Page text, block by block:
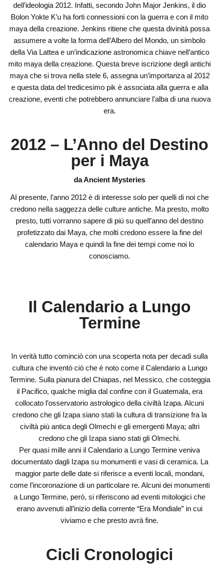
dell’ideologia 2012. Infatti, secondo John Major Jenkins, il dio
Bolon Yokte K’u ha forti connessioni con la guerra e con il mito
maya della creazione. Jenkins ritiene che questa divinità possa
assumere a volte la forma dell’Albero del Mondo, un simbolo
della Via Lattea e un’indicazione astronomica chiave nell’antico
mito maya della creazione. Questa breve iscrizione degli antichi
maya che si trova nella stele 6, assegna un’importanza al 2012
e questa data del tredicesimo pik è associata alla guerra e alla
creazione, eventi che potrebbero annunciare l’alba di una nuova
era.
2012 – L’Anno del Destino
per i Maya
da Ancient Mysteries
Al presente, l’anno 2012 è di interesse solo per quelli di noi che
credono nella saggezza delle culture antiche. Ma presto, molto
presto, tutti vorranno sapere di più su quell’anno del destino
profetizzato dai Maya, che molti credono essere la fine del
calendario Maya e quindi la fine dei tempi come noi lo
conosciamo.
Il Calendario a Lungo
Termine
In verità tutto cominciò con una scoperta nota per decadi sulla
cultura che inventò ciò che è noto come il Calendario a Lungo
Termine. Sulla pianura del Chiapas, nel Messico, che costeggia
il Pacifico, qualche miglia dal confine con il Guatemala, era
collocato l’osservatorio astrologico della civiltà Izapa. Alcuni
credono che gli Izapa siano stati la cultura di transizione fra la
civiltà più antica degli Olmechi e gli emergenti Maya; altri
credono che gli Izapa siano stati gli Olmechi.
Per quasi mille anni il Calendario a Lungo Termine veniva
documentato dagli Izapa su monumenti e vasi di ceramica. La
maggior parte delle date si riferisce a eventi locali, mondani,
come l’incoronazione di un particolare re. Alcuni dei monumenti
a Lungo Termine, però, si riferiscono ad eventi mitologici che
erano avvenuti all’inizio della corrente “Era Mondiale” in cui
viviamo e che presto avrà fine.
Cicli Cronologici